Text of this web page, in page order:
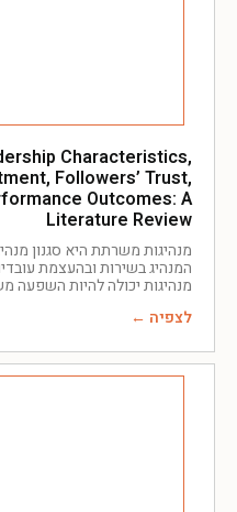
Characteristics,
Followers’ Trust,
Outcomes: A
Literature Review
מנהיגות משרתת היא סגנון
המנהיג בשירות ובהעצמת
מנהיגות יכולה להיות השפעה
לצפיה ←